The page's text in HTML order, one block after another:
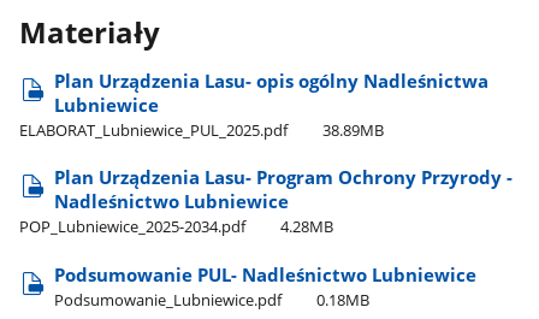
Materiały
Plan Urządzenia Lasu- opis ogólny Nadleśnictwa
Lubniewice
ELABORAT​_Lubniewice​_PUL​_2025.pdf 38.89MB
Plan Urządzenia Lasu- Program Ochrony Przyrody -
Nadleśnictwo Lubniewice
POP​_Lubniewice​_2025-2034.pdf 4.28MB
Podsumowanie PUL- Nadleśnictwo Lubniewice
Podsumowanie​_Lubniewice.pdf 0.18MB